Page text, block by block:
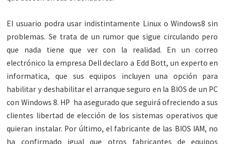
El usuario podra usar indistintamente Linux o Windows8 sin
problemas. Se trata de un rumor que sigue circulando pero
que nada tiene que ver con la realidad. En un correo
electrónico la empresa Dell declaro a Edd Bott, un experto en
informatica, que sus equipos incluyen una opción para
habilitar y deshabilitar el arranque seguro en la BIOS de un PC
con Windows 8. HP ha asegurado que seguirá ofreciendo a sus
clientes libertad de elección de los sistemas operativos que
quieran instalar. Por último, el fabricante de las BIOS IAM, no
ha confirmado igual que otros fabricantes de equipos